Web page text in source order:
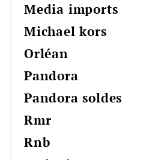
media imports
michael kors
orléan
pandora
pandora soldes
rmr
rnb